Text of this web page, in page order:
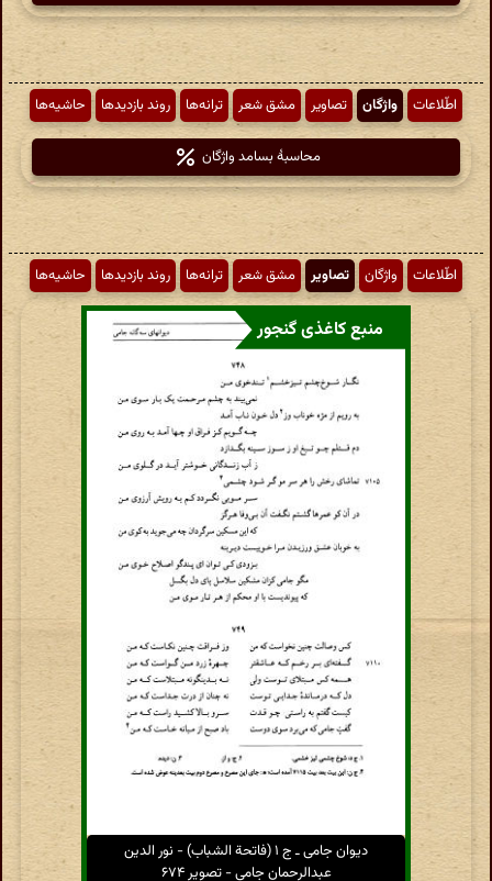
اطّلاعات واژگان تصاویر مشق شعر ترانه‌ها روند بازدیدها حاشیه‌ها
محاسبهٔ بسامد واژگان
اطّلاعات واژگان تصاویر مشق شعر ترانه‌ها روند بازدیدها حاشیه‌ها
منبع کاغذی گنجور
دیوان جامی ـ ج ۱ (فاتحة الشباب) - نور الدین
عبدالرحمان جامی - تصویر ۶۷۴